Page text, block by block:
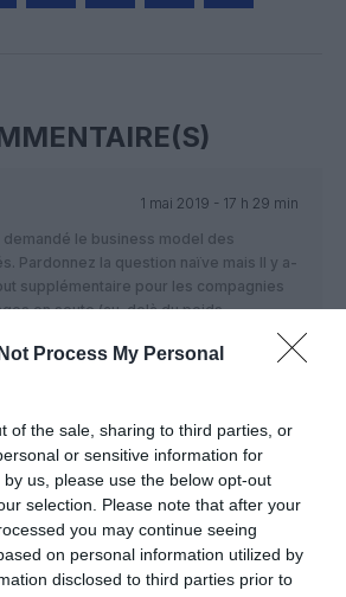
Process My Personal
of the sale, sharing to third parties, or
or sensitive information for
us, please use the below opt-out
selection. Please note that after your
you may continue seeing
on personal information utilized by
disclosed to third parties prior to
1 mai 2019 - 17 h 29 min
le business model des
Pardonnez la question naïve mais Il y a-
supplémentaire pour les compagnies
en soute (au-delà du poids
de la conso carburant) ? Ou est-ce
de se faire de l’argent avec une
RÉPONDRE
:
1 mai 2019 - 20 h 05
min